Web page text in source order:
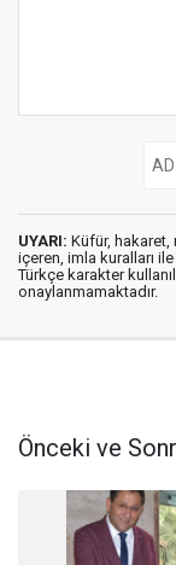
UYARI: Küfür, hakaret,
içeren, imla kuralları ile
Türkçe karakter
onaylanmamaktadır.
Önceki ve